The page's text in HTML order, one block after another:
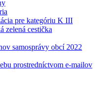
pre kategóriu K III
zelená cestička
samosprávy obcí 2022
prostredníctvom e-mailov